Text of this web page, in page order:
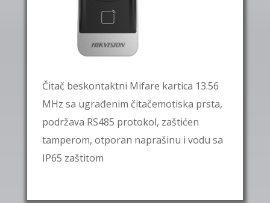
Čitač beskontaktni Mifare kartica 13.56
MHz sa ugrađenim čitačemotiska prsta,
podržava RS485 protokol, zaštićen
tamperom, otporan naprašinu i vodu sa
IP65 zaštitom